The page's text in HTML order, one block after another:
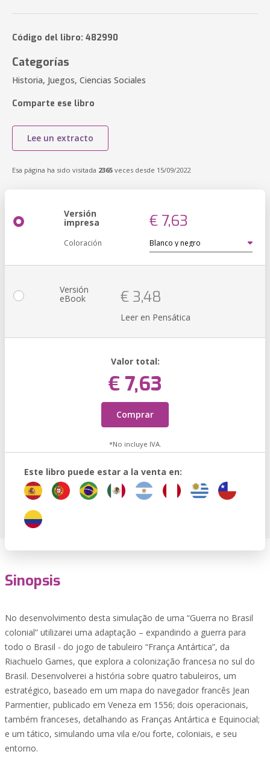
Código del libro: 482990
Categorías
Historia, Juegos, Ciencias Sociales
Comparte ese libro
Lee un extracto
Esa página ha sido visitada 2365 veces desde 15/09/2022
Versión
impresa € 7,63
Coloración
Versión
eBook € 3,48
Leer en Pensática
Valor total:
€ 7,63
Comprar
*No incluye IVA.
Este libro puede estar a la venta en:
Sinopsis
No desenvolvimento desta simulação de uma “Guerra no Brasil
colonial” utilizarei uma adaptação – expandindo a guerra para
todo o Brasil - do jogo de tabuleiro “França Antártica”, da
Riachuelo Games, que explora a colonização francesa no sul do
Brasil. Desenvolverei a história sobre quatro tabuleiros, um
estratégico, baseado em um mapa do navegador francês Jean
Parmentier, publicado em Veneza em 1556; dois operacionais,
também franceses, detalhando as Franças Antártica e Equinocial;
e um tático, simulando uma vila e/ou forte, coloniais, e seu
entorno.